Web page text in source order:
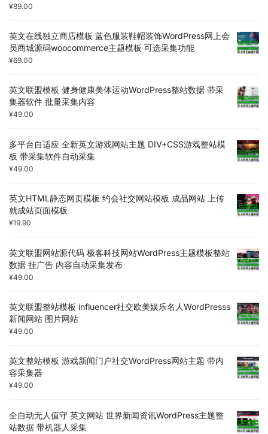
¥89.00
英文在线独立商店模板 蓝色服装鞋帽装饰WordPress网上会
员商城源码woocommerce主题模板 可选采集功能
¥69.00
英文联盟模板 健身健康美体运动WordPress整站数据 带采
集器软件 批量采集内容
¥49.00
多平台自适应 全新英文游戏网站主题 DIV+CSS游戏整站模
板 带采集软件自动采集
¥49.00
英文HTML静态网页模板 约会社交网站模板 成品网站 上传
就成站页面模板
¥19.90
英文联盟网站源代码 极客科技网站WordPress主题模板整站
数据 挂广告 内容自动采集发布
¥49.00
英文联盟整站模板 influencer社交欧美娱乐名人WordPresss
新闻网站 图片网站
¥49.00
英文整站模板 游戏新闻门户社交WordPress网站主题 带内
容采集器
¥49.00
全自动无人值守 英文网站 世界新闻资讯WordPress主题整
站数据 带机器人采集